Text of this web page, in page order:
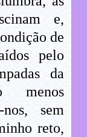
e,
de
pelo
da
menos
nos, sem
reto,